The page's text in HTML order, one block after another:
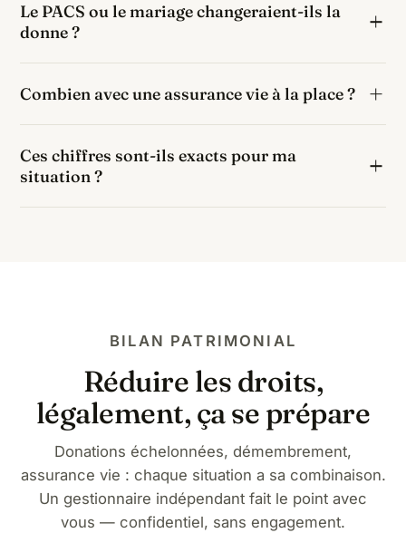
Le PACS ou le mariage changeraient-ils la
donne ?
pour un neveu, les leviers sont la donation anticipée
Combien avec une assurance vie à la place ?
vie alimentée avant 70 ans, le bénéficiaire profiterait
d'un abattement de 152 500 € puis d'un taux de 20
% : soit environ 9 500 € de taxation, contre
Ces chiffres sont-ils exacts pour ma
situation ?
d'un bilan patrimonial.
BILAN PATRIMONIAL
Réduire les droits,
légalement, ça se prépare
Donations échelonnées, démembrement,
assurance vie : chaque situation a sa combinaison.
Un gestionnaire indépendant fait le point avec
vous — confidentiel, sans engagement.